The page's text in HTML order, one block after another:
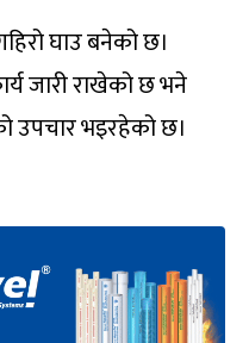
घाउ बनेको छ।
जारी राखेको छ भने
उपचार भइरहेको छ।